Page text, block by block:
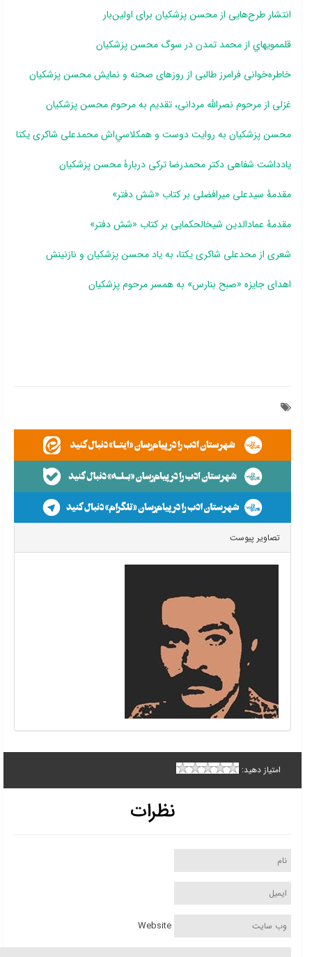
انتشار طرح‌هایی از محسن پزشکیان برای اولین‌بار
قلم‎مويه‎اي از محمد تمدن در سوگ محسن پزشکيان
خاطره‌خوانی فرامرز طالبی از روزهای صحنه و نمایش محسن پزشکیان
غزلی از مرحوم نصرالله مردانی، تقدیم به مرحوم محسن پزشکیان
محسن پزشکيان به روايت دوست و هم‎کلاسي‎‎‌اش محمدعلی شاکری یکتا
یادداشت شفاهی دکتر محمدرضا ترکی دربارۀ محسن پزشکیان
مقدمۀ سیدعلی میرافضلی بر کتاب «شش دفتر»
مقدمۀ عمادالدین شیخ­الحکمایی بر کتاب «شش دفتر»
شعری از محدعلی شاکری یکتا، به یاد محسن پزشکیان و نازنینش
اهدای جایزه «صبح بنارس» به همسر مرحوم پزشکیان
تصاویر پیوست
امتیاز دهید:
نظرات
Website